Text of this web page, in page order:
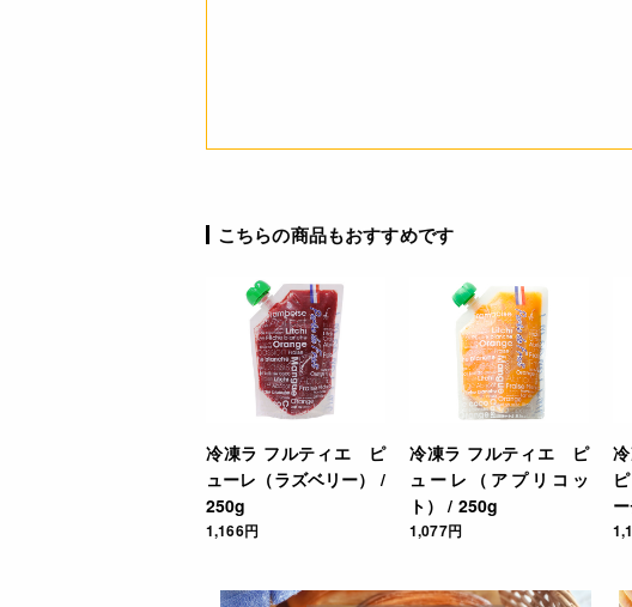
* パッ
* 開封後
ありま
詳細
◆加熱
◆フラ
使用せ
るよう
ご利用方法 ムース
こちらの商品もおすすめです
冷凍ラ フルティエ ピ
ューレ（ラズベリー） /
250g
1,166円
冷凍ラ フルティエ ピ
ューレ（アプリコッ
ト） / 250g
1,077円